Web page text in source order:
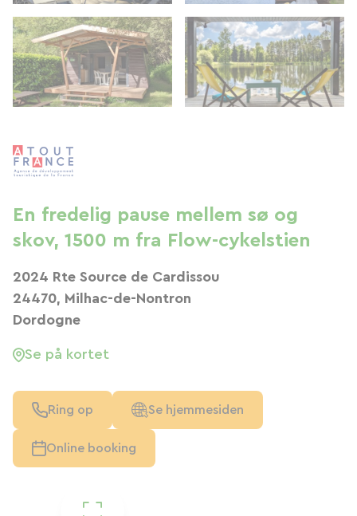
En fredelig pause mellem sø og
skov, 1500 m fra Flow-cykelstien
2024 Rte Source de Cardissou
24470, Milhac-de-Nontron
Dordogne
Se på kortet
Ring op Se hjemmesiden
Online booking